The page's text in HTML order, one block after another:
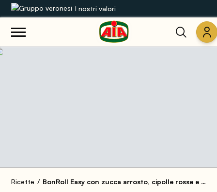
I nostri valori
Le nostre gamme
Mondo AIA
Ricette BonRoll Easy con zucca arrosto, cipolle rosse e salvia